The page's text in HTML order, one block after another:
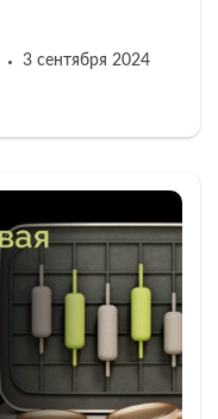
3 сентября 2024